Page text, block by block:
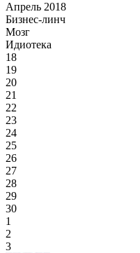
Апрель 2018
Бизнес-линч
Мозг
Идиотека
18
19
20
21
22
23
24
25
26
27
28
29
30
1
2
3